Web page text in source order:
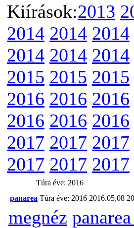
Kiírások:2013
2014 2014 2014
2014 2014 2014
2015 2015 2015
2016 2016 2016
2016 2016 2016
2017 2017 2017
2017 2017 2017
Túra éve: 2016
panarea Túra éve: 2016 2016.05.08
megnéz